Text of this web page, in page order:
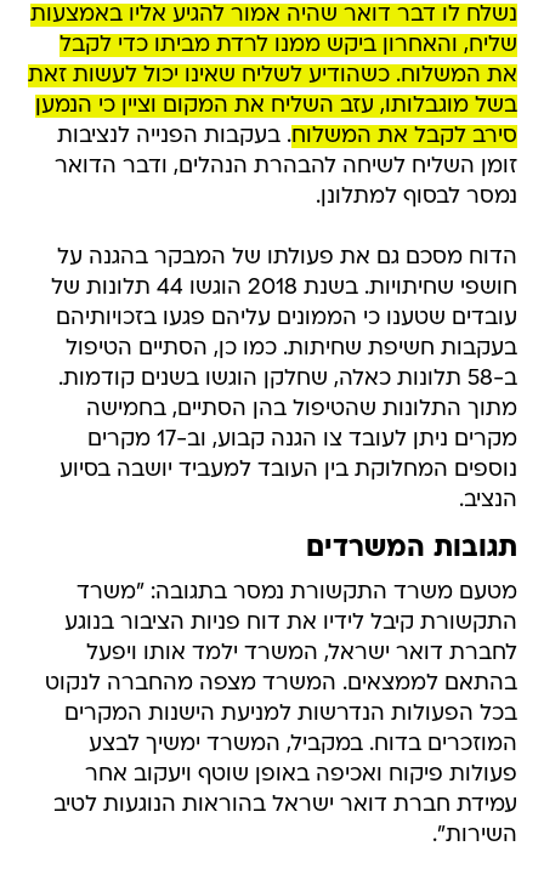
נשלח לו דבר דואר שהיה אמור להגיע אליו באמצעות
שליח, והאחרון ביקש ממנו לרדת מביתו כדי לקבל
את המשלוח. כשהודיע לשליח שאינו יכול לעשות זאת
בשל מוגבלותו, עזב השליח את המקום וציין כי הנמען
סירב לקבל את המשלוח. בעקבות הפנייה לנציבות
זומן השליח לשיחה להבהרת הנהלים, ודבר הדואר
נמסר לבסוף למתלונן.
הדוח מסכם גם את פעולתו של המבקר בהגנה על
חושפי שחיתויות. בשנת 2018 הוגשו 44 תלונות של
עובדים שטענו כי הממונים עליהם פגעו בזכויותיהם
בעקבות חשיפת שחיתות. כמו כן, הסתיים הטיפול
ב-58 תלונות כאלה, שחלקן הוגשו בשנים קודמות.
מתוך התלונות שהטיפול בהן הסתיים, בחמישה
מקרים ניתן לעובד צו הגנה קבוע, וב-17 מקרים
נוספים המחלוקת בין העובד למעביד יושבה בסיוע
הנציב.
תגובות המשרדים
מטעם משרד התקשורת נמסר בתגובה: "משרד
התקשורת קיבל לידיו את דוח פניות הציבור בנוגע
לחברת דואר ישראל, המשרד ילמד אותו ויפעל
בהתאם לממצאים. המשרד מצפה מהחברה לנקוט
בכל הפעולות הנדרשות למניעת הישנות המקרים
המוזכרים בדוח. במקביל, המשרד ימשיך לבצע
פעולות פיקוח ואכיפה באופן שוטף ויעקוב אחר
עמידת חברת דואר ישראל בהוראות הנוגעות לטיב
השירות".